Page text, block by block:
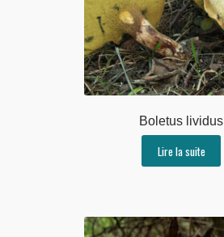
Boletus lividus
Lire la suite